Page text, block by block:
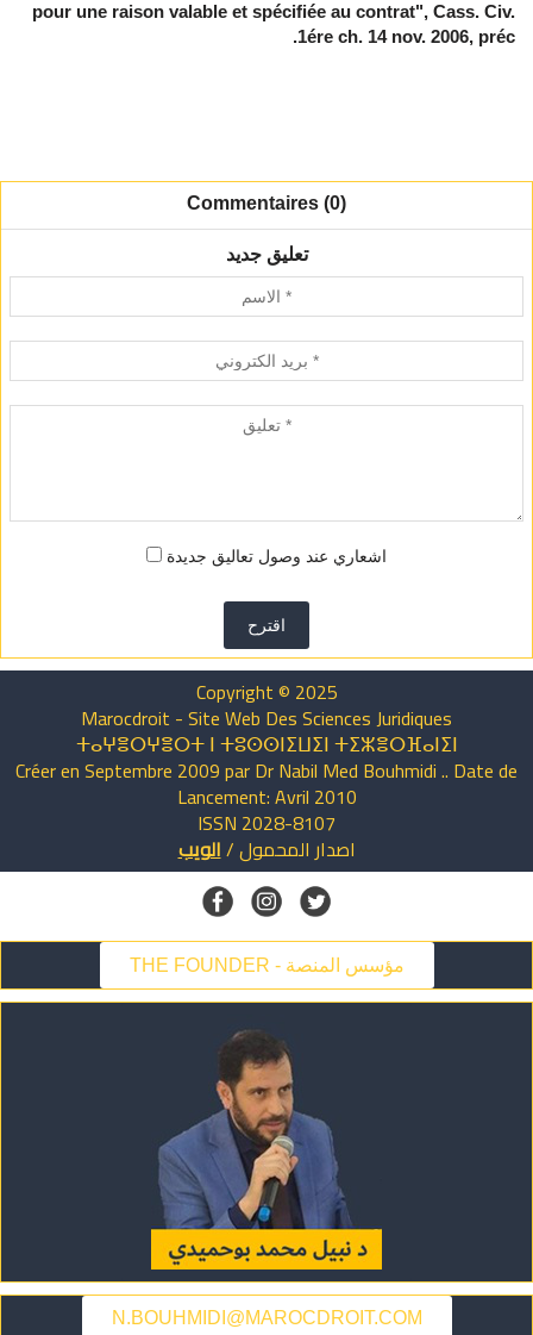
pour une raison valable et spécifiée au contrat", Cass. Civ.
1ére ch. 14 nov. 2006, préc.
Commentaires (0)
تعليق جديد
اشعاري عند وصول تعاليق جديدة
اقترح
Copyright © 2025
Marocdroit - Site Web Des Sciences Juridiques
ⵜⴰⵖⴻⵔⵖⴻⵔⵜ ⵏ ⵜⵓⵙⵙⵏⵉⵡⵉⵏ ⵜⵉⵣⴻⵔⴼⴰⵏⵉⵏ
Créer en Septembre 2009 par Dr Nabil Med Bouhmidi .. Date de
Lancement: Avril 2010
ISSN 2028-8107
اصدار المحمول/الويب
THE FOUNDER - مؤسس المنصة
N.BOUHMIDI@MAROCDROIT.COM